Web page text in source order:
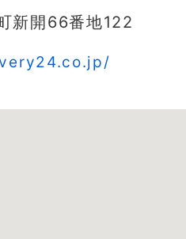
新開66番地122